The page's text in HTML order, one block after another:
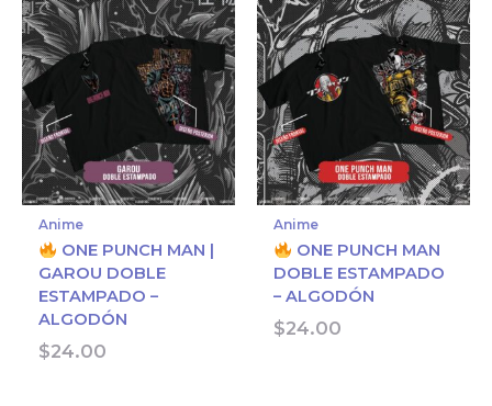
Anime
ONE PUNCH MAN |
GAROU DOBLE
ESTAMPADO –
ALGODÓN
$24.00
Anime
ONE PUNCH MAN
DOBLE ESTAMPADO
– ALGODÓN
$24.00